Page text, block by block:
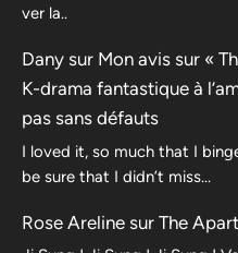
ver la..
Dany sur Mon avis sur «
K-drama fantastique à
pas sans défauts
I loved it, so much that I
be sure that I didn’t miss…
Rose Areline sur The